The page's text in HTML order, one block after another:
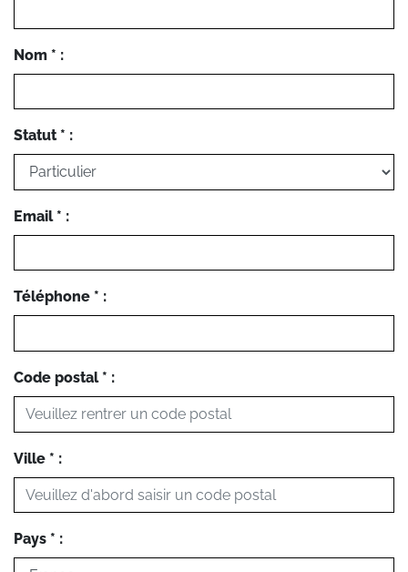
Nom * :
Statut * :
Email * :
Téléphone * :
Code postal * :
Ville * :
Pays * :